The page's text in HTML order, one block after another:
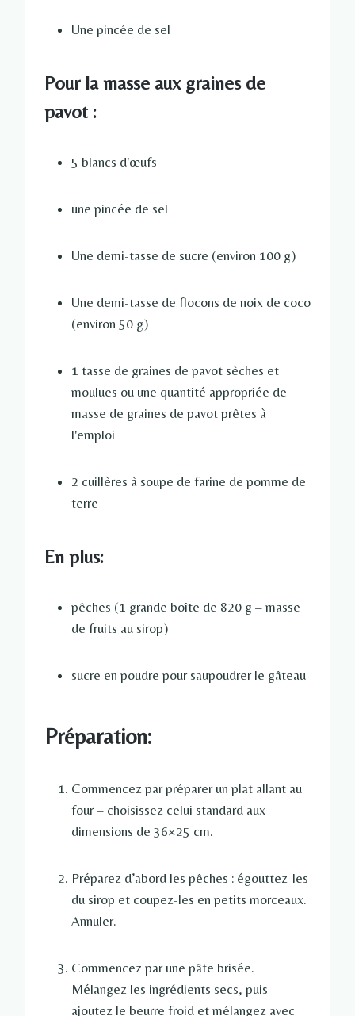
Une pincée de sel
Pour la masse aux graines de
pavot :
5 blancs d'œufs
une pincée de sel
Une demi-tasse de sucre (environ 100 g)
Une demi-tasse de flocons de noix de coco
(environ 50 g)
1 tasse de graines de pavot sèches et
moulues ou une quantité appropriée de
masse de graines de pavot prêtes à
l'emploi
2 cuillères à soupe de farine de pomme de
terre
En plus:
pêches (1 grande boîte de 820 g – masse
de fruits au sirop)
sucre en poudre pour saupoudrer le gâteau
Préparation:
Commencez par préparer un plat allant au
four – choisissez celui standard aux
dimensions de 36×25 cm.
Préparez d’abord les pêches : égouttez-les
du sirop et coupez-les en petits morceaux.
Annuler.
Commencez par une pâte brisée.
Mélangez les ingrédients secs, puis
ajoutez le beurre froid et mélangez avec